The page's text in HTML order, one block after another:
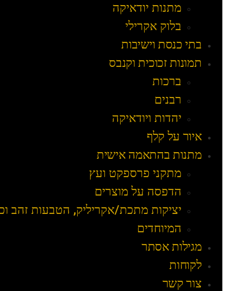
מתנות יודאיקה
בלוק אקרילי
בתי כנסת וישיבות
תמונות זכוכית וקנבס
ברכות
רבנים
יהדות ויודאיקה
איור על קלף
מתנות בהתאמה אישית
מתקני פרספקט ועץ
הדפסה על מוצרים
יציקות מתכת/אקריליק, הטבעות זהב
המיוחדים
מגילות אסתר
לקוחות
צור קשר